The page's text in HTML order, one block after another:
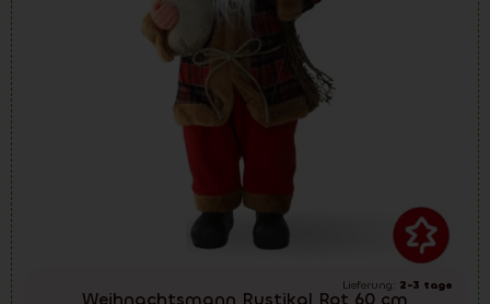
Lieferung: 2-3 tage
Weihnachtsmann Rustikal Rot 60 cm